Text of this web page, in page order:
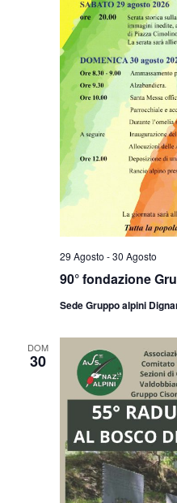
90° fondazione
29 Agosto -30 Agosto
Sede Gruppo alpini
DOM
30